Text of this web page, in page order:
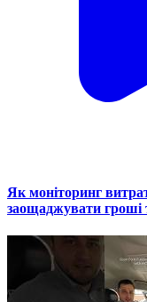
Як моніторинг
заощаджувати гроші